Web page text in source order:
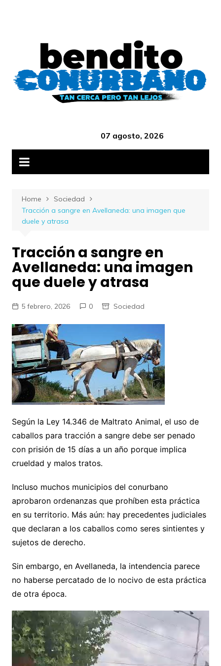
07 agosto, 2026
Home
Sociedad
Tracción a sangre en Avellaneda: una imagen que
duele y atrasa
Tracción a sangre en
Avellaneda: una imagen
que duele y atrasa
5 febrero, 2026 0 Sociedad
Según la Ley 14.346 de Maltrato Animal, el uso de
caballos para tracción a sangre debe ser penado
con prisión de 15 días a un año porque implica
crueldad y malos tratos.
Incluso muchos municipios del conurbano
aprobaron ordenanzas que prohíben esta práctica
en su territorio. Más aún: hay precedentes judiciales
que declaran a los caballos como seres sintientes y
sujetos de derecho.
Sin embargo, en Avellaneda, la intendencia parece
no haberse percatado de lo nocivo de esta práctica
de otra época.